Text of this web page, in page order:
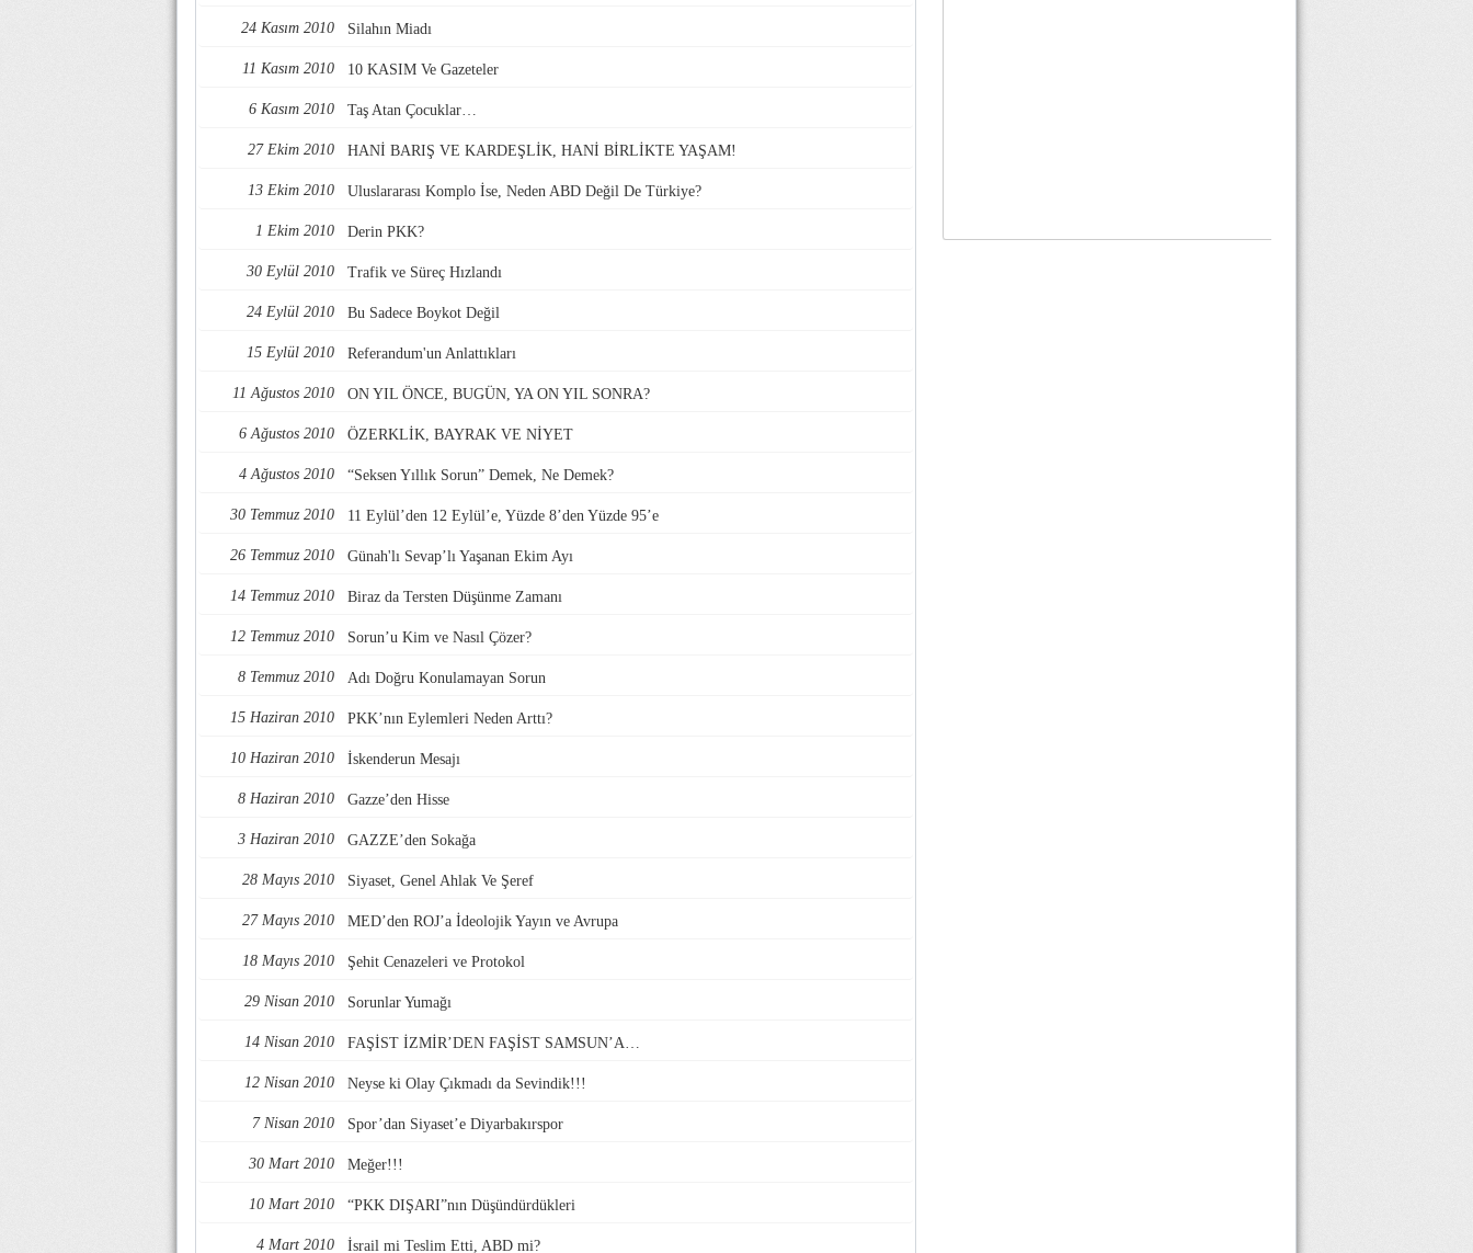
24 Kasım 2010 Silahın Miadı
11 Kasım 2010 10 KASIM Ve Gazeteler
6 Kasım 2010 Taş Atan Çocuklar…
27 Ekim 2010 HANİ BARIŞ VE KARDEŞLİK, HANİ BİRLİKTE YAŞAM!
13 Ekim 2010 Uluslararası Komplo İse, Neden ABD Değil De Türkiye?
1 Ekim 2010 Derin PKK?
30 Eylül 2010 Trafik ve Süreç Hızlandı
24 Eylül 2010 Bu Sadece Boykot Değil
15 Eylül 2010 Referandum'un Anlattıkları
11 Ağustos 2010 ON YIL ÖNCE, BUGÜN, YA ON YIL SONRA?
6 Ağustos 2010 ÖZERKLİK, BAYRAK VE NİYET
4 Ağustos 2010 “Seksen Yıllık Sorun” Demek, Ne Demek?
30 Temmuz 2010 11 Eylül’den 12 Eylül’e, Yüzde 8’den Yüzde 95’e
26 Temmuz 2010 Günah'lı Sevap’lı Yaşanan Ekim Ayı
14 Temmuz 2010 Biraz da Tersten Düşünme Zamanı
12 Temmuz 2010 Sorun’u Kim ve Nasıl Çözer?
8 Temmuz 2010 Adı Doğru Konulamayan Sorun
15 Haziran 2010 PKK’nın Eylemleri Neden Arttı?
10 Haziran 2010 İskenderun Mesajı
8 Haziran 2010 Gazze’den Hisse
3 Haziran 2010 GAZZE’den Sokağa
28 Mayıs 2010 Siyaset, Genel Ahlak Ve Şeref
27 Mayıs 2010 MED’den ROJ’a İdeolojik Yayın ve Avrupa
18 Mayıs 2010 Şehit Cenazeleri ve Protokol
29 Nisan 2010 Sorunlar Yumağı
14 Nisan 2010 FAŞİST İZMİR’DEN FAŞİST SAMSUN’A…
12 Nisan 2010 Neyse ki Olay Çıkmadı da Sevindik!!!
7 Nisan 2010 Spor’dan Siyaset’e Diyarbakırspor
30 Mart 2010 Meğer!!!
10 Mart 2010 “PKK DIŞARI”nın Düşündürdükleri
4 Mart 2010 İsrail mi Teslim Etti, ABD mi?